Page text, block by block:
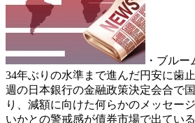
・ブル
34年ぶりの水準まで進んだ円安に歯
週の日本銀行の金融政策決定会合で
り、減額に向けた何らかのメッセー
いかとの警戒感が債券市場で出ている